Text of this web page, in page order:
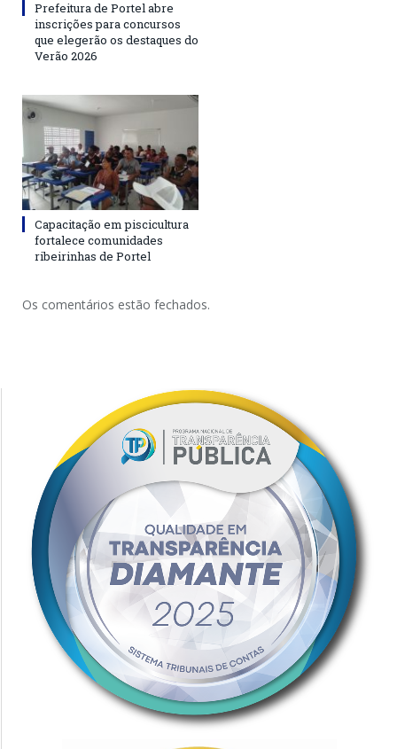
Prefeitura de Portel abre
inscrições para concursos
que elegerão os destaques do
Verão 2026
Capacitação em piscicultura
fortalece comunidades
ribeirinhas de Portel
Os comentários estão fechados.